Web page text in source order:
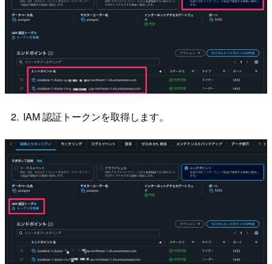
IAM 認証トークンを取得します。